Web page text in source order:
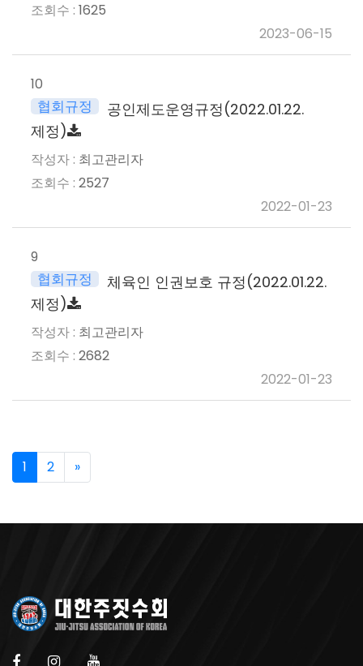
1625
2023-06-15
10
협회규정
공인제도운영규정(2022.01.22.
제정)
최고관리자
2527
2022-01-23
9
협회규정
체육인 인권보호 규정(2022.01.22.
제정)
최고관리자
2682
2022-01-23
1 2 »